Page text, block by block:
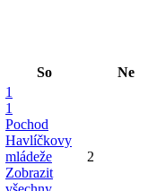
So Ne
1
1
Pochod
Havlíčkovy
mládeže
Zobrazit
2